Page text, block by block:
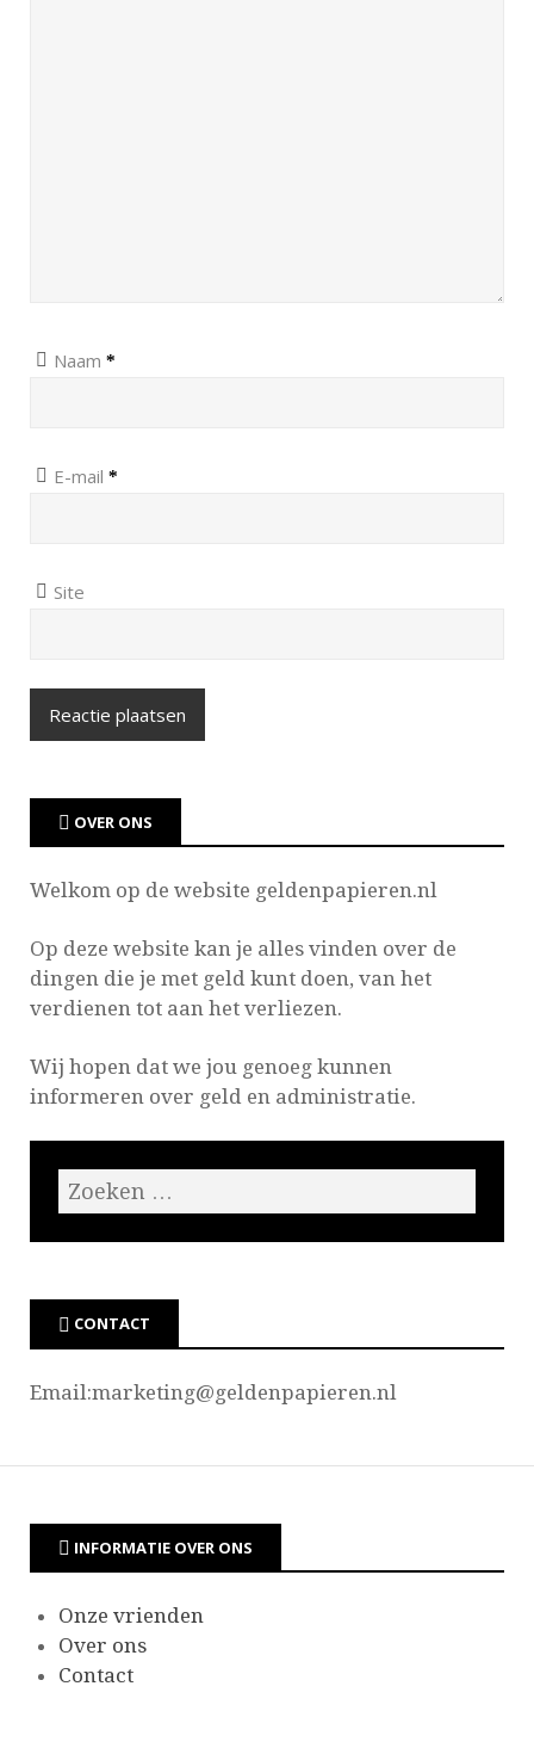
Naam *
E-mail *
Site
OVER ONS
Welkom op de website geldenpapieren.nl
Op deze website kan je alles vinden over de
dingen die je met geld kunt doen, van het
verdienen tot aan het verliezen.
Wij hopen dat we jou genoeg kunnen
informeren over geld en administratie.
CONTACT
Email:marketing@geldenpapieren.nl
INFORMATIE OVER ONS
Onze vrienden
Over ons
Contact